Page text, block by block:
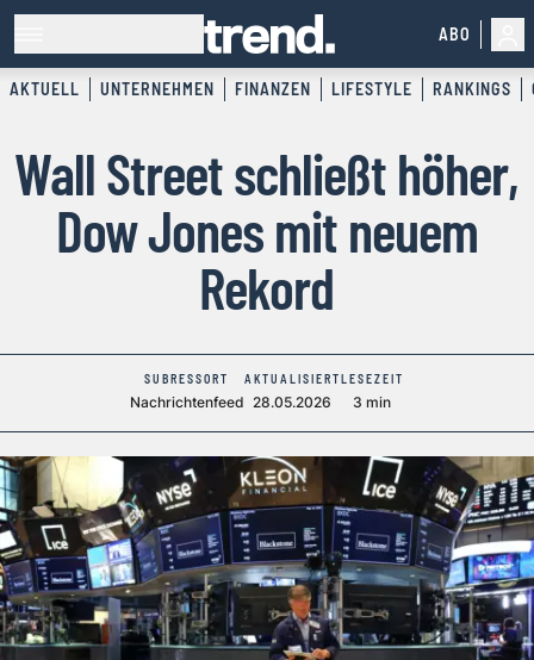
ABO
AKTUELL UNTERNEHMEN FINANZEN LIFESTYLE RANKINGS
Wall Street schließt höher,
Dow Jones mit neuem
Rekord
SUBRESSORT
Nachrichtenfeed
AKTUALISIERT
28.05.2026
LESEZEIT
3 min